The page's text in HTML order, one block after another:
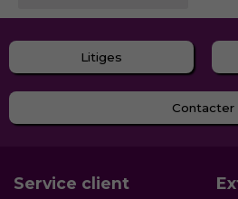
Litiges
Contacter
Service client